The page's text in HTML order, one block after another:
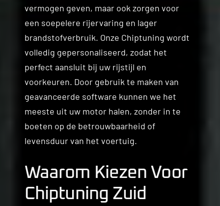
vermogen geven, maar ook zorgen voor
een soepelere rijervaring en lager
brandstofverbruik. Onze Chiptuning wordt
volledig gepersonaliseerd, zodat het
perfect aansluit bij uw rijstijl en
voorkeuren. Door gebruik te maken van
geavanceerde software kunnen we het
meeste uit uw motor halen, zonder in te
boeten op de betrouwbaarheid of
levensduur van het voertuig.
Waarom Kiezen Voor
Chiptuning Zuid